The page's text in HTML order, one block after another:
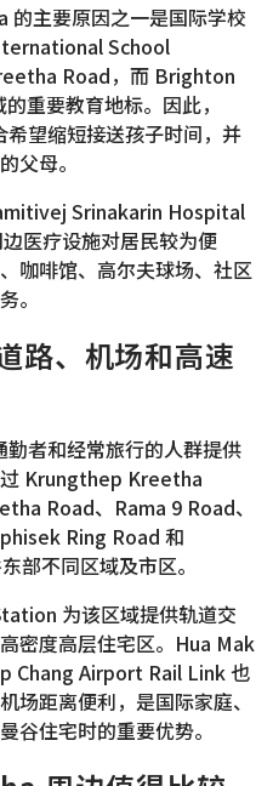
主要原因之一是国际学校
School
Road，而 Brighton
重要教育地标。因此，
望缩短接送孩子时间，并
父母。
Srinakarin Hospital
医疗设施对居民较为便
咖啡馆、高尔夫球场、社区
。
路、机场和高速
者和经常旅行的人群提供
Krungthep Kreetha
Road、Rama 9 Road、
Ring Road 和
部不同区域及市区。
为该区域提供轨道交
密度高层住宅区。Hua Mak
Chang Airport Rail Link 也
场距离便利，是国际家庭、
谷住宅时的重要优势。